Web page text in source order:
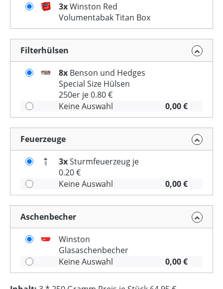
3xWinston Red
Volumentabak Titan Box
Filterhülsen
8x Benson und Hedges
Special Size Hülsen
250er je 0.80 €
Keine Auswahl
0,00 €
Feuerzeuge
3xSturmfeuerzeug je
0.20 €
Keine Auswahl
0,00 €
Aschenbecher
Winston
Glasaschenbecher
Keine Auswahl
0,00 €